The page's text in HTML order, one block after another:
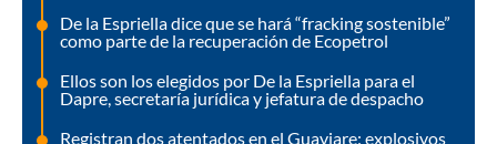
De la Espriella dice que se hará “fracking sostenible”
como parte de la recuperación de Ecopetrol
Ellos son los elegidos por De la Espriella para el
Dapre, secretaría jurídica y jefatura de despacho
Registran dos atentados en el Guaviare: explosivos